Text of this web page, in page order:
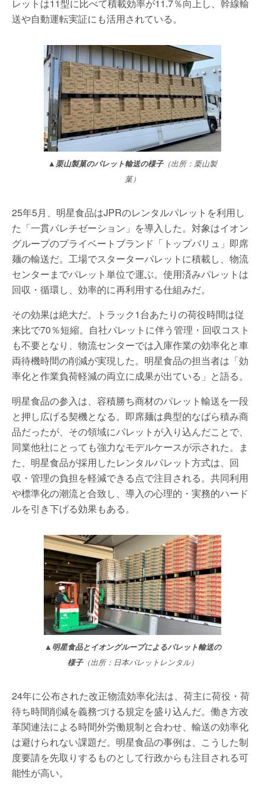
レットは11型に比べて積載効率が11.7％向上し、幹線輸
送や自動運転実証にも活用されている。
▲栗山製菓のパレット輸送の様子（出所：栗山製
菓）
25年5月、明星食品はJPRのレンタルパレットを利用し
た「一貫パレチゼーション」を導入した。対象はイオン
グループのプライベートブランド「トップバリュ」即席
麺の輸送だ。工場でスターターパレットに積載し、物流
センターまでパレット単位で運ぶ。使用済みパレットは
回収・循環し、効率的に再利用する仕組みだ。
その効果は絶大だ。トラック1台あたりの荷役時間は従
来比で70％短縮。自社パレットに伴う管理・回収コスト
も不要となり、物流センターでは入庫作業の効率化と車
両待機時間の削減が実現した。明星食品の担当者は「効
率化と作業負荷軽減の両立に成果が出ている」と語る。
明星食品の参入は、容積勝ち商材のパレット輸送を一段
と押し広げる契機となる。即席麺は典型的なばら積み商
品だったが、その領域にパレットが入り込んだことで、
同業他社にとっても強力なモデルケースが示された。ま
た、明星食品が採用したレンタルパレット方式は、回
収・管理の負担を軽減できる点で注目される。共同利用
や標準化の潮流と合致し、導入の心理的・実務的ハード
ルを引き下げる効果もある。
▲明星食品とイオングループによるパレット輸送の
様子（出所：日本パレットレンタル）
24年に公布された改正物流効率化法は、荷主に荷役・荷
待ち時間削減を義務づける規定を盛り込んだ。働き方改
革関連法による時間外労働規制と合わせ、輸送の効率化
は避けられない課題だ。明星食品の事例は、こうした制
度要請を先取りするものとして行政からも注目される可
能性が高い。